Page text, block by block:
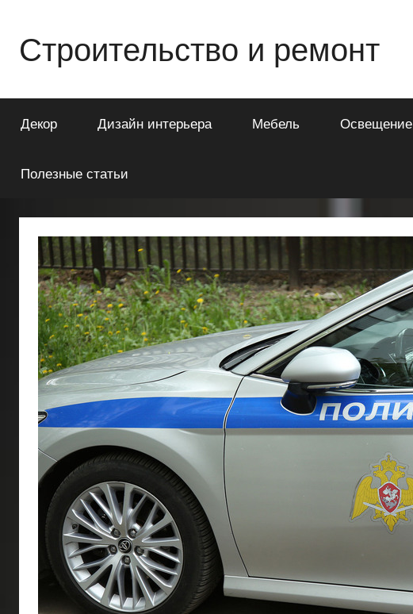
содержимому
Строительство и ремонт
о
строительстве
квартиры
Декор Дизайн интерьера Мебель Освещение
Полезные статьи